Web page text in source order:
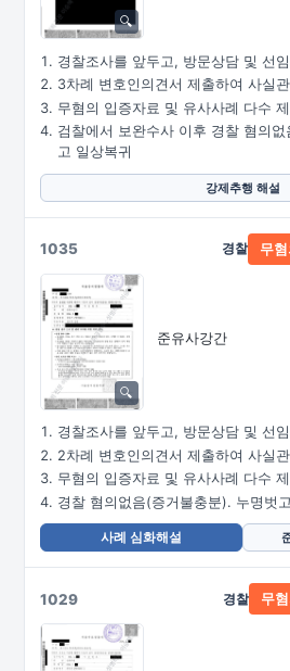
경찰조사를 앞두고, 방문상담 및 선임
3차례 변호인의견서 제출하여 사실
무혐의 입증자료 및 유사사례 다수
검찰에서 보완수사 이후 경찰 혐의
고 일상복귀
강제추행 해설
1035
준유사강간
경찰 무
경찰조사를 앞두고, 방문상담 및 선임
2차례 변호인의견서 제출하여 사실
무혐의 입증자료 및 유사사례 다수
경찰 혐의없음(증거불충분). 누명벗
사례 심화해설
1029 경찰 무